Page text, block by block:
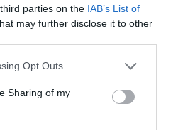
parties on the IAB’s List of
may further disclose it to other
app uses one or more Google
behaviour. You may click to
and its third-party tags to
purposes in below Google
Opt Outs
Sharing of my
πυροσβεστικό
πίδακα νερού